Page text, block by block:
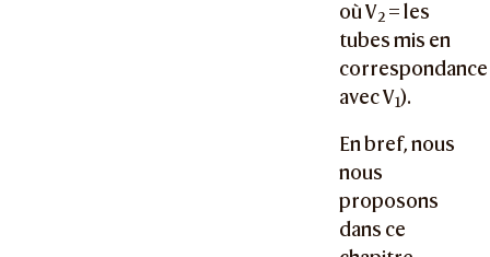
où V2 = les
tubes mis en
correspondance
avec V1).
En bref, nous
nous
proposons
dans ce